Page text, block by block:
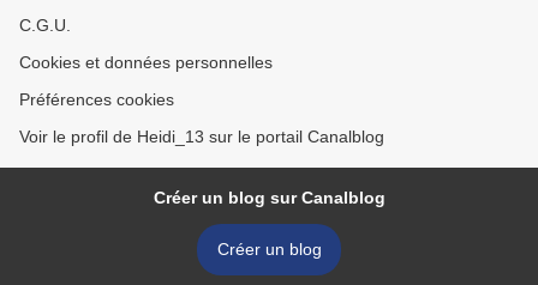
C.G.U.
Cookies et données personnelles
Préférences cookies
Voir le profil de Heidi_13 sur le portail Canalblog
Créer un blog sur Canalblog
Créer un blog